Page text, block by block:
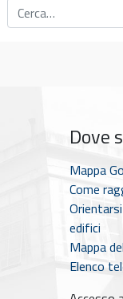
Cerca
Dove
Mappa
Come
edifici
Mappa
Elenco